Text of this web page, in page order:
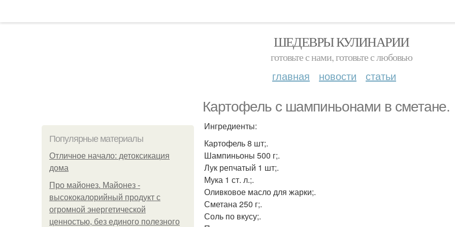
ШЕДЕВРЫ КУЛИНАРИИ
готовьте с нами, готовьте с любовью
главная новости статьи
Картофель с шампиньонами в сметане.
Популярные материалы
Отличное начало: детоксикация
дома
Про майонез. Майонез -
высококалорийный продукт с
огромной энергетической
ценностью, без единого полезного
Ингредиенты:
Картофель 8 шт;.
Шампиньоны 500 г;.
Лук репчатый 1 шт;.
Мука 1 ст. л.;.
Оливковое масло для жарки;.
Сметана 250 г;.
Соль по вкусу;.